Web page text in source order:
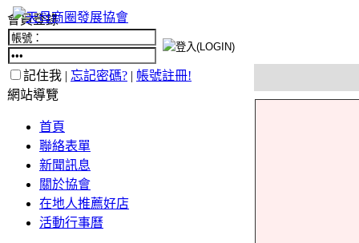
會員登錄
記住我 | 忘記密碼? | 帳號註冊!
網站導覽
首頁
聯絡表單
新聞訊息
關於協會
在地人推薦好店
活動行事曆